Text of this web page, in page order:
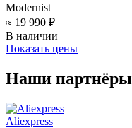
Modernist
≈ 19 990 ₽
В наличии
Показать цены
Наши партнёры
Aliexpress